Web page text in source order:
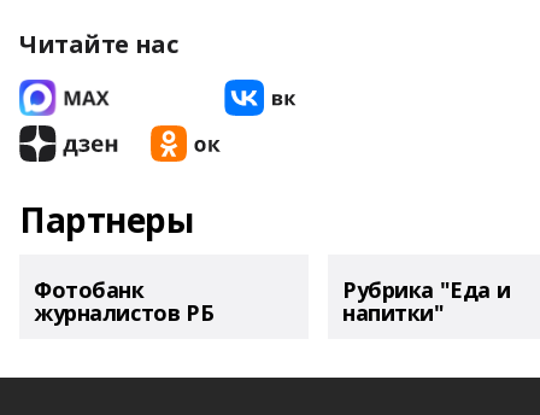
Читайте нас
Партнеры
Фотобанк
журналистов РБ
Рубрика "Еда и
напитки"